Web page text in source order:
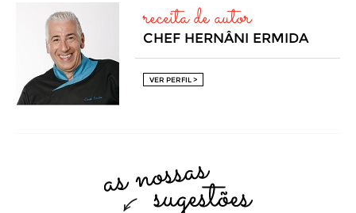
receita de autor
CHEF HERNÂNI ERMIDA
VER PERFIL >